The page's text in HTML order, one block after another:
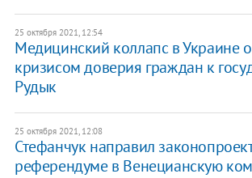
25 октября 2021, 12:54
Медицинский коллапс в Украине
кризисом доверия граждан к
Рудык
25 октября 2021, 12:08
Стефанчук направил
референдуме в Венецианскую